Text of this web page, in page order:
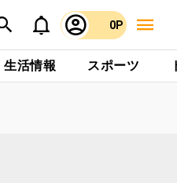
0P
生活情報 スポーツ